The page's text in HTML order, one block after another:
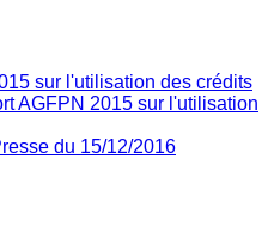
sur l'utilisation des crédits
AGFPN 2015 sur l'utilisation
du 15/12/2016